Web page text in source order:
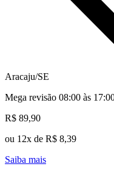
Aracaju/SE
Mega revisão 08:00 às
R$ 89,90
ou 12x de R$ 8,39
Saiba mais